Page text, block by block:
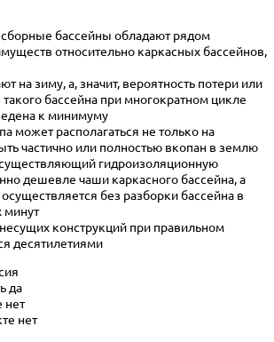
бассейны обладают рядом
относительно каркасных бассейнов,
на зиму, а, значит, вероятность потери или
бассейна при многократном цикле
к минимуму
может располагаться не только на
частично или полностью вкопан в землю
гидроизоляционную
дешевле чаши каркасного бассейна, а
без разборки бассейна в
минут
конструкций при правильном
десятилетиями
да
нет
нет